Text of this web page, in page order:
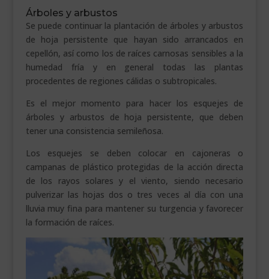
Árboles y arbustos
Se puede continuar la plantación de árboles y arbustos
de hoja persistente que hayan sido arrancados en
cepellón, así como los de raíces carnosas sensibles a la
humedad fría y en general todas las plantas
procedentes de regiones cálidas o subtropicales.
Es el mejor momento para hacer los esquejes de
árboles y arbustos de hoja persistente, que deben
tener una consistencia semileñosa.
Los esquejes se deben colocar en cajoneras o
campanas de plástico protegidas de la acción directa
de los rayos solares y el viento, siendo necesario
pulverizar las hojas dos o tres veces al día con una
lluvia muy fina para mantener su turgencia y favorecer
la formación de raíces.